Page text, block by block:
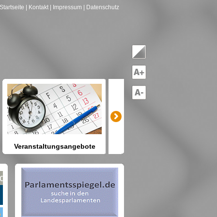
Startseite | Kontakt | Impressum | Datenschutz
Veranstaltungsangebote
Sie Berlin und seine Angebote?
nach Gruppen--->hier drücken